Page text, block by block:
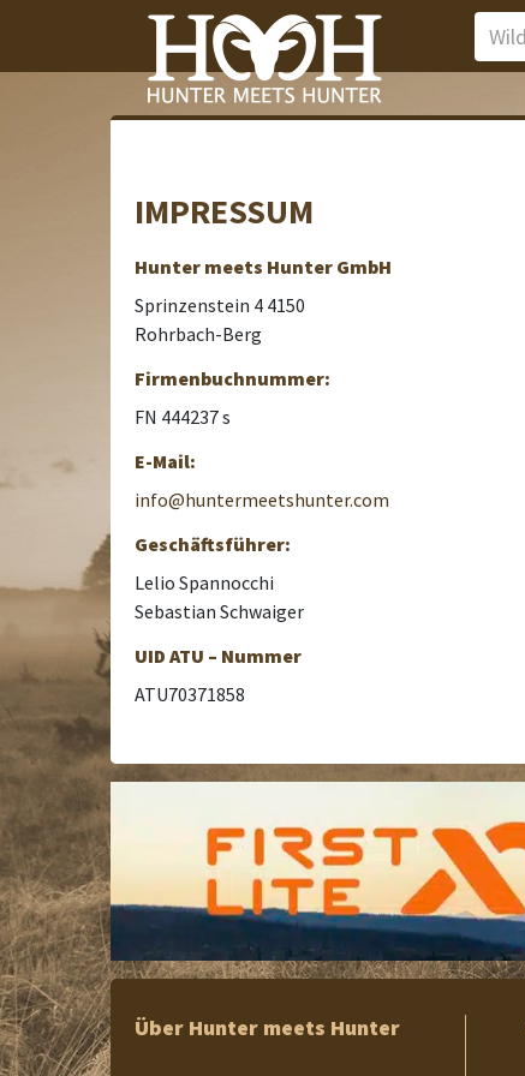
IMPRESSUM
Hunter meets Hunter GmbH
Sprinzenstein 4 4150
Rohrbach-Berg
Firmenbuchnummer:
FN 444237 s
E-Mail:
info@huntermeetshunter.com
Geschäftsführer:
Lelio Spannocchi
Sebastian Schwaiger
UID ATU – Nummer
ATU70371858
Über Hunter meets Hunter